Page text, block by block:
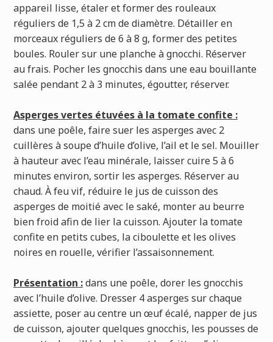
appareil lisse, étaler et former des rouleaux
réguliers de 1,5 à 2 cm de diamètre. Détailler en
morceaux réguliers de 6 à 8 g, former des petites
boules. Rouler sur une planche à gnocchi. Réserver
au frais. Pocher les gnocchis dans une eau bouillante
salée pendant 2 à 3 minutes, égoutter, réserver.
Asperges vertes étuvées à la tomate confite :
dans une poêle, faire suer les asperges avec 2
cuillères à soupe d’huile d’olive, l’ail et le sel. Mouiller
à hauteur avec l’eau minérale, laisser cuire 5 à 6
minutes environ, sortir les asperges. Réserver au
chaud. À feu vif, réduire le jus de cuisson des
asperges de moitié avec le saké, monter au beurre
bien froid afin de lier la cuisson. Ajouter la tomate
confite en petits cubes, la ciboulette et les olives
noires en rouelle, vérifier l’assaisonnement.
Présentation :dans une poêle, dorer les gnocchis
avec l’huile d’olive. Dresser 4 asperges sur chaque
assiette, poser au centre un œuf écalé, napper de jus
de cuisson, ajouter quelques gnocchis, les pousses de